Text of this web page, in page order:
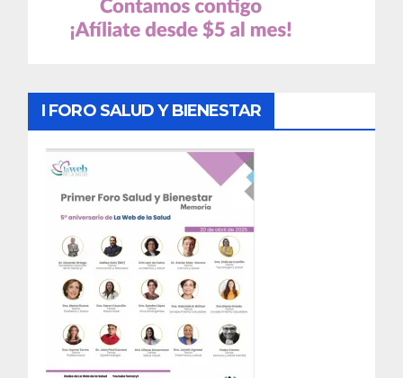
I FORO SALUD Y BIENESTAR